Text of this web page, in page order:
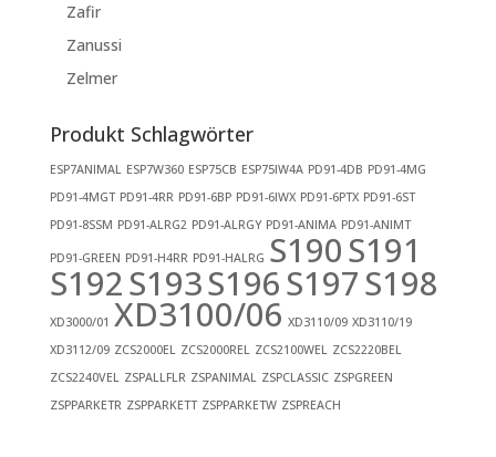
Zafir
Zanussi
Zelmer
Produkt Schlagwörter
ESP7ANIMAL ESP7W360 ESP75CB ESP75IW4A PD91-4DB PD91-4MG
PD91-4MGT PD91-4RR PD91-6BP PD91-6IWX PD91-6PTX PD91-6ST
PD91-8SSM PD91-ALRG2 PD91-ALRGY PD91-ANIMA PD91-ANIMT
PD91-GREEN PD91-H4RR PD91-HALRG S190S191
S192S193S196S197S198
XD3000/01 XD3100/06 XD3110/09 XD3110/19
XD3112/09 ZCS2000EL ZCS2000REL ZCS2100WEL ZCS2220BEL
ZCS2240VEL ZSPALLFLR ZSPANIMAL ZSPCLASSIC ZSPGREEN
ZSPPARKETR ZSPPARKETT ZSPPARKETW ZSPREACH